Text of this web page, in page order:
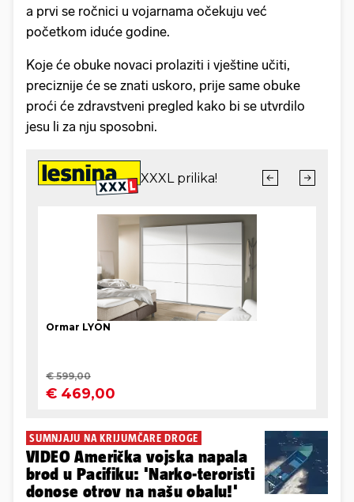
a prvi se ročnici u vojarnama očekuju već
početkom iduće godine.
Koje će obuke novaci prolaziti i vještine učiti,
preciznije će se znati uskoro, prije same obuke
proći će zdravstveni pregled kako bi se utvrdilo
jesu li za nju sposobni.
SUMNJAJU NA KRIJUMČARE DROGE
VIDEO Američka vojska napala
brod u Pacifiku: 'Narko-teroristi
donose otrov na našu obalu!'